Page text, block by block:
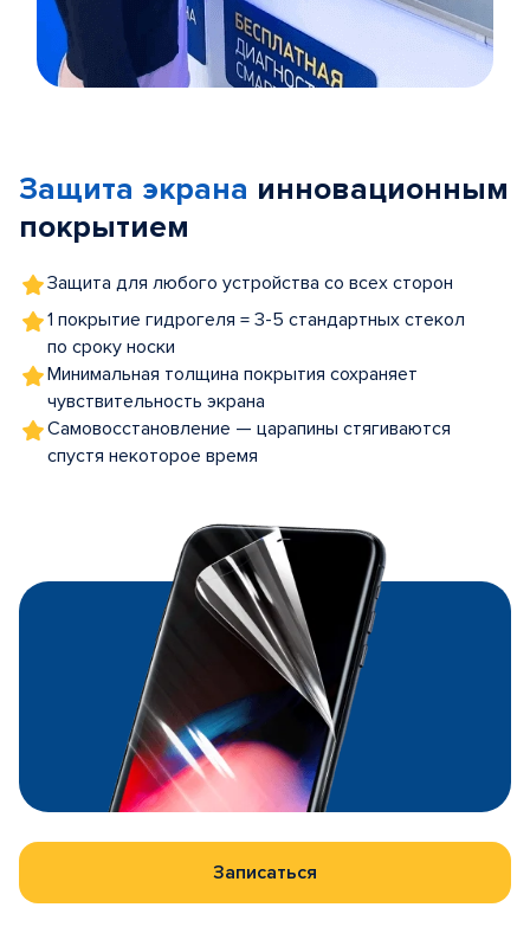
5
Защита экрана инновационным
покрытием
Защита для любого устройства со всех сторон
1 покрытие гидрогеля = 3-5 стандартных стекол
по сроку носки
Минимальная толщина покрытия сохраняет
чувствительность экрана
Самовосстановление — царапины стягиваются
спустя некоторое время
Записаться